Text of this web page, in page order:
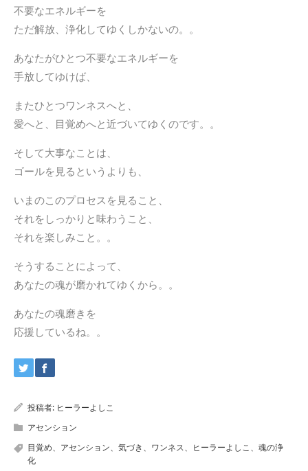
不要なエネルギーを
ただ解放、浄化してゆくしかないの。。
あなたがひとつ不要なエネルギーを
手放してゆけば、
またひとつワンネスへと、
愛へと、目覚めへと近づいてゆくのです。。
そして大事なことは、
ゴールを見るというよりも、
いまのこのプロセスを見ること、
それをしっかりと味わうこと、
それを楽しみこと。。
そうすることによって、
あなたの魂が磨かれてゆくから。。
あなたの魂磨きを
応援しているね。。
投稿者: ヒーラーよしこ
アセンション
目覚め、アセンション、気づき、ワンネス、ヒーラーよしこ、魂の浄
化